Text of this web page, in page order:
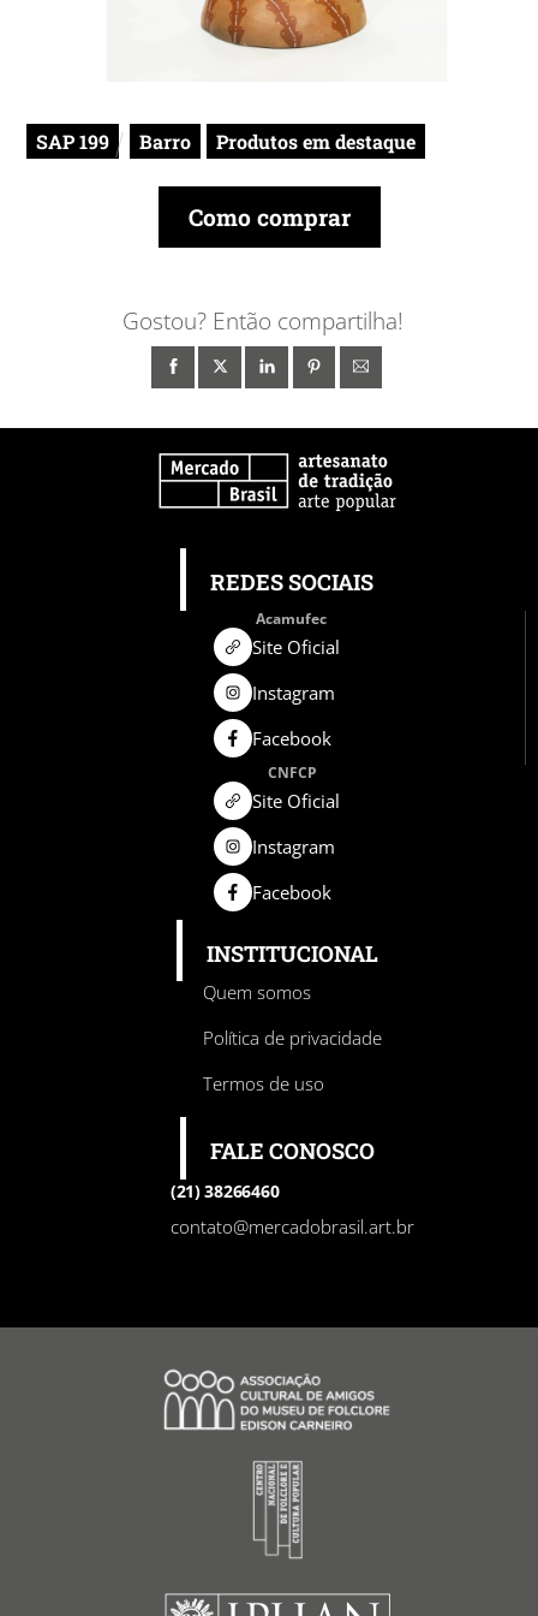
SAP 199 Barro Produtos em destaque
Como comprar
Gostou? Então compartilha!
REDES SOCIAIS
Acamufec
Site Oficial
Instagram
Facebook
CNFCP
Site Oficial
Instagram
Facebook
INSTITUCIONAL
Quem somos
Política de privacidade
Termos de uso
FALE CONOSCO
(21) 38266460
contato@mercadobrasil.art.br